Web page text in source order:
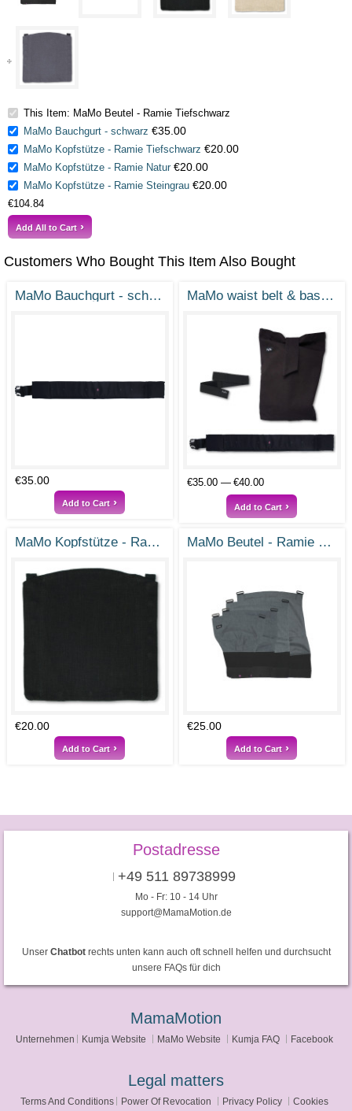
This Item: MaMo Beutel - Ramie Tiefschwarz
MaMo Bauchgurt - schwarz €35.00
MaMo Kopfstütze - Ramie Tiefschwarz €20.00
MaMo Kopfstütze - Ramie Natur €20.00
MaMo Kopfstütze - Ramie Steingrau €20.00
€104.84
Add All to Cart
Customers Who Bought This Item Also Bought
MaMo Bauchgurt - schwarz
€35.00
Add to Cart
MaMo waist belt & basics
€35.00 €40.00
Add to Cart
MaMo Kopfstütze - Ramie Tiefschwarz
€20.00
Add to Cart
MaMo Beutel - Ramie Steingrau
€25.00
Add to Cart
Postadresse
+49 511 89738999
Mo - Fr: 10 - 14 Uhr
support@MamaMotion.de
Unser Chatbotrechts unten kann auch oft schnell helfen und durchsucht
unsere FAQs für dich
MamaMotion
Unternehmen Kumja Website MaMo Website Kumja FAQ Facebook
Legal matters
Terms And Conditions Power Of Revocation Privacy Policy Cookies